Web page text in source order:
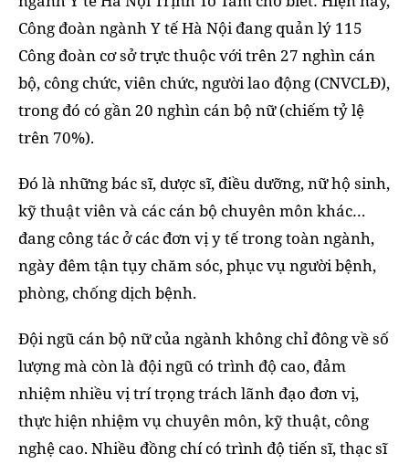
Công đoàn ngành Y tế Hà Nội đang quản lý 115
Công đoàn cơ sở trực thuộc với trên 27 nghìn cán
bộ, công chức, viên chức, người lao động (CNVCLĐ),
trong đó có gần 20 nghìn cán bộ nữ (chiếm tỷ lệ
trên 70%).
Đó là những bác sĩ, dược sĩ, điều dưỡng, nữ hộ sinh,
kỹ thuật viên và các cán bộ chuyên môn khác…
đang công tác ở các đơn vị y tế trong toàn ngành,
ngày đêm tận tụy chăm sóc, phục vụ người bệnh,
phòng, chống dịch bệnh.
Đội ngũ cán bộ nữ của ngành không chỉ đông về số
lượng mà còn là đội ngũ có trình độ cao, đảm
nhiệm nhiều vị trí trọng trách lãnh đạo đơn vị,
thực hiện nhiệm vụ chuyên môn, kỹ thuật, công
nghệ cao. Nhiều đồng chí có trình độ tiến sĩ, thạc sĩ